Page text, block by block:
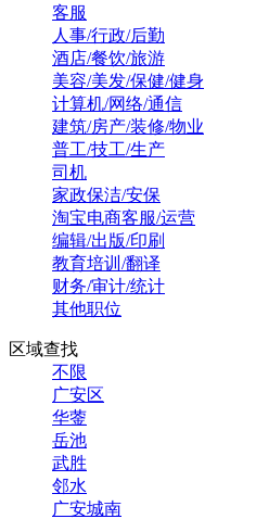
客服
人事/行政/后勤
酒店/餐饮/旅游
美容/美发/保健/健身
计算机/网络/通信
建筑/房产/装修/物业
普工/技工/生产
司机
家政保洁/安保
淘宝电商客服/运营
编辑/出版/印刷
教育培训/翻译
财务/审计/统计
其他职位
区域查找
不限
广安区
华蓥
岳池
武胜
邻水
广安城南